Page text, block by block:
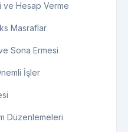
ve Hesap Verme
Masraflar
Sona Ermesi
İşler
Düzenlemeleri